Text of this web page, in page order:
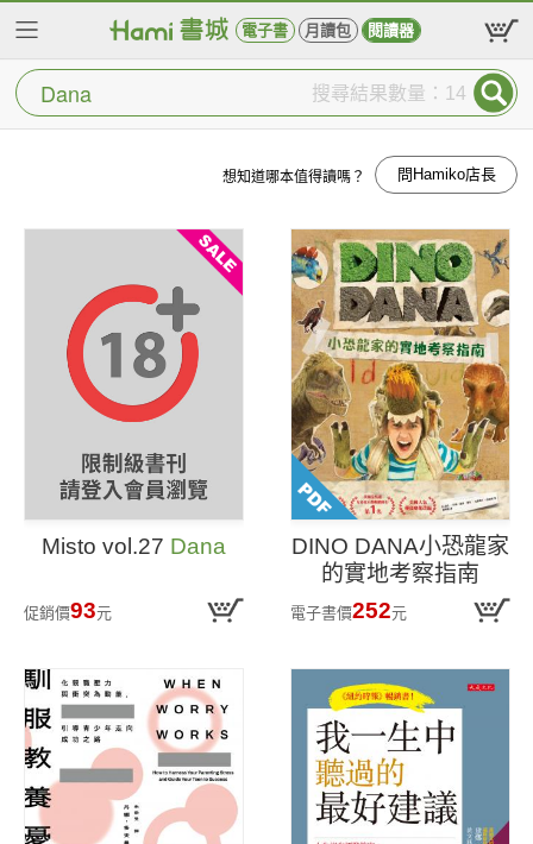
電子書 月讀包 閱讀器
搜尋結果數量：14
想知道哪本值得讀嗎？ 問Hamiko店長
Misto vol.27 Dana
促銷價93元
DINO DANA小恐龍家
的實地考察指南
電子書價252元